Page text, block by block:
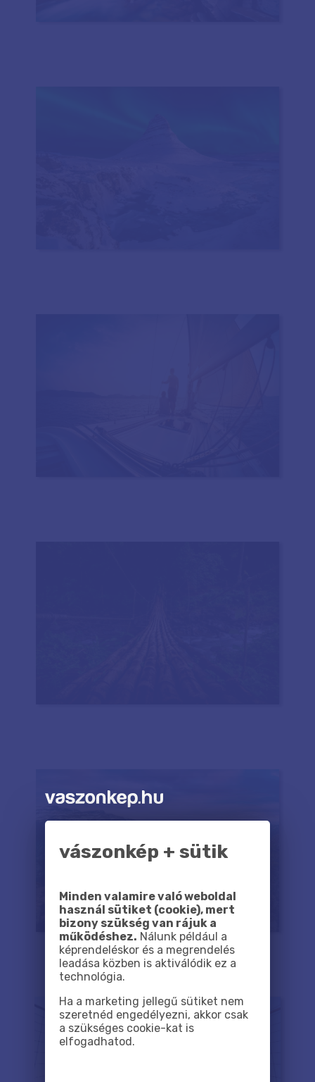
vászonkép + sütik
Minden valamire való weboldal
használ sütiket (cookie), mert
bizony szükség van rájuk a
működéshez. Nálunk például a
képrendeléskor és a megrendelés
leadása közben is aktiválódik ez a
technológia.
Ha a marketing jellegű sütiket nem
szeretnéd engedélyezni, akkor csak
a szükséges cookie-kat is
elfogadhatod.